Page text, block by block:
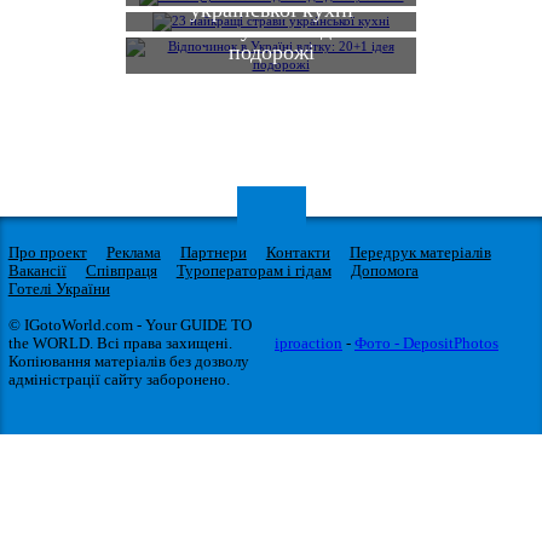
української кухні
Відпочинок в Україні
влітку: 20+1 ідея
подорожі
Про проект Реклама Партнери Контакти
Передрук матеріалів
Вакансії
Співпраця Туроператорам і гідам
Допомога
Готелі України
© IGotoWorld.com - Your GUIDE TO
the WORLD. Всі права захищені.
Копіювання матеріалів без дозволу
адміністрації сайту заборонено.
iproaction - Фото - DepositPhotos